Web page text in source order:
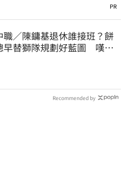
PR
職／陳鏞基退休誰接班？餅
早替獅隊規劃好藍圖 嘆新
Recommended by